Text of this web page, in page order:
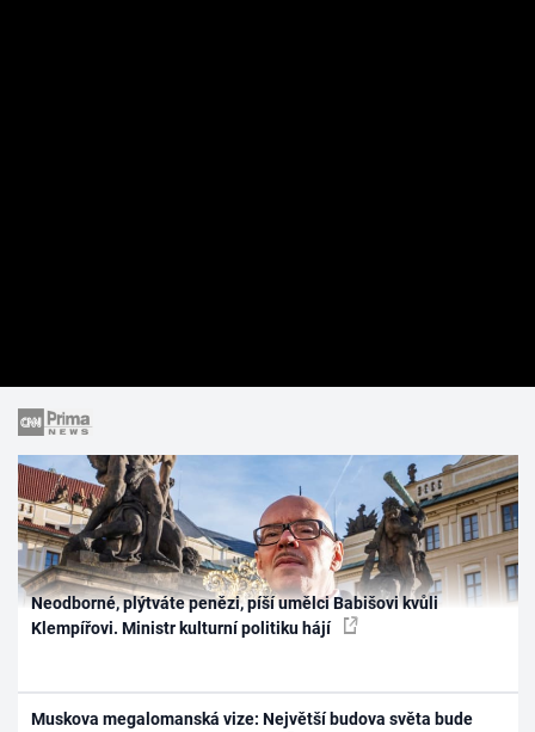
Neodborné, plýtváte penězi, píší umělci Babišovi kvůli
Klempířovi. Ministr kulturní politiku hájí
Muskova megalomanská vize: Největší budova světa bude